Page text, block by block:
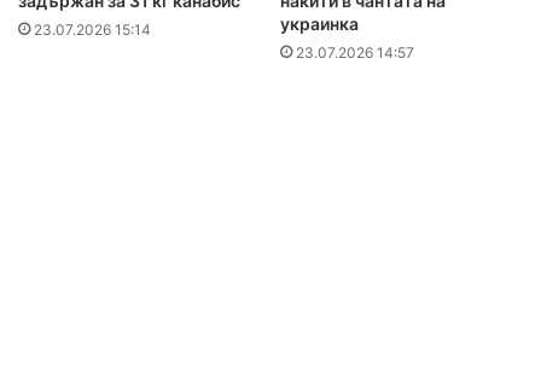
23.07.2026 15:14
украинка
23.07.2026 14:57